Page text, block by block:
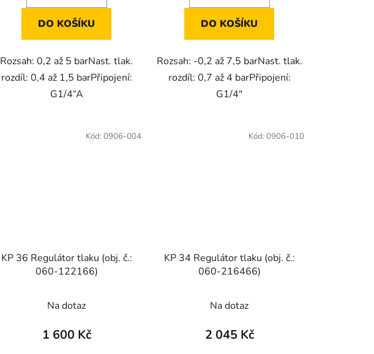
DO KOŠÍKU
Rozsah: 0,2 až 5 barNast. tlak.
rozdíl: 0,4 až 1,5 barPřipojení:
G1/4“A
DO KOŠÍKU
Rozsah: -0,2 až 7,5 barNast. tlak.
rozdíl: 0,7 až 4 barPřipojení:
G1/4"
KP 36 Regulátor tlaku (obj. č.:
060-122166)
Na dotaz
1 600 Kč
Kód: 0906-004
KP 34 Regulátor tlaku (obj. č.:
060-216466)
hodnocení
produktu
Na dotaz
2 045 Kč
Kód: 0906-010